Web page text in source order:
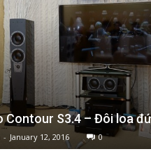
Contour S3.4 – Đôi loa
- January 12, 2016 0